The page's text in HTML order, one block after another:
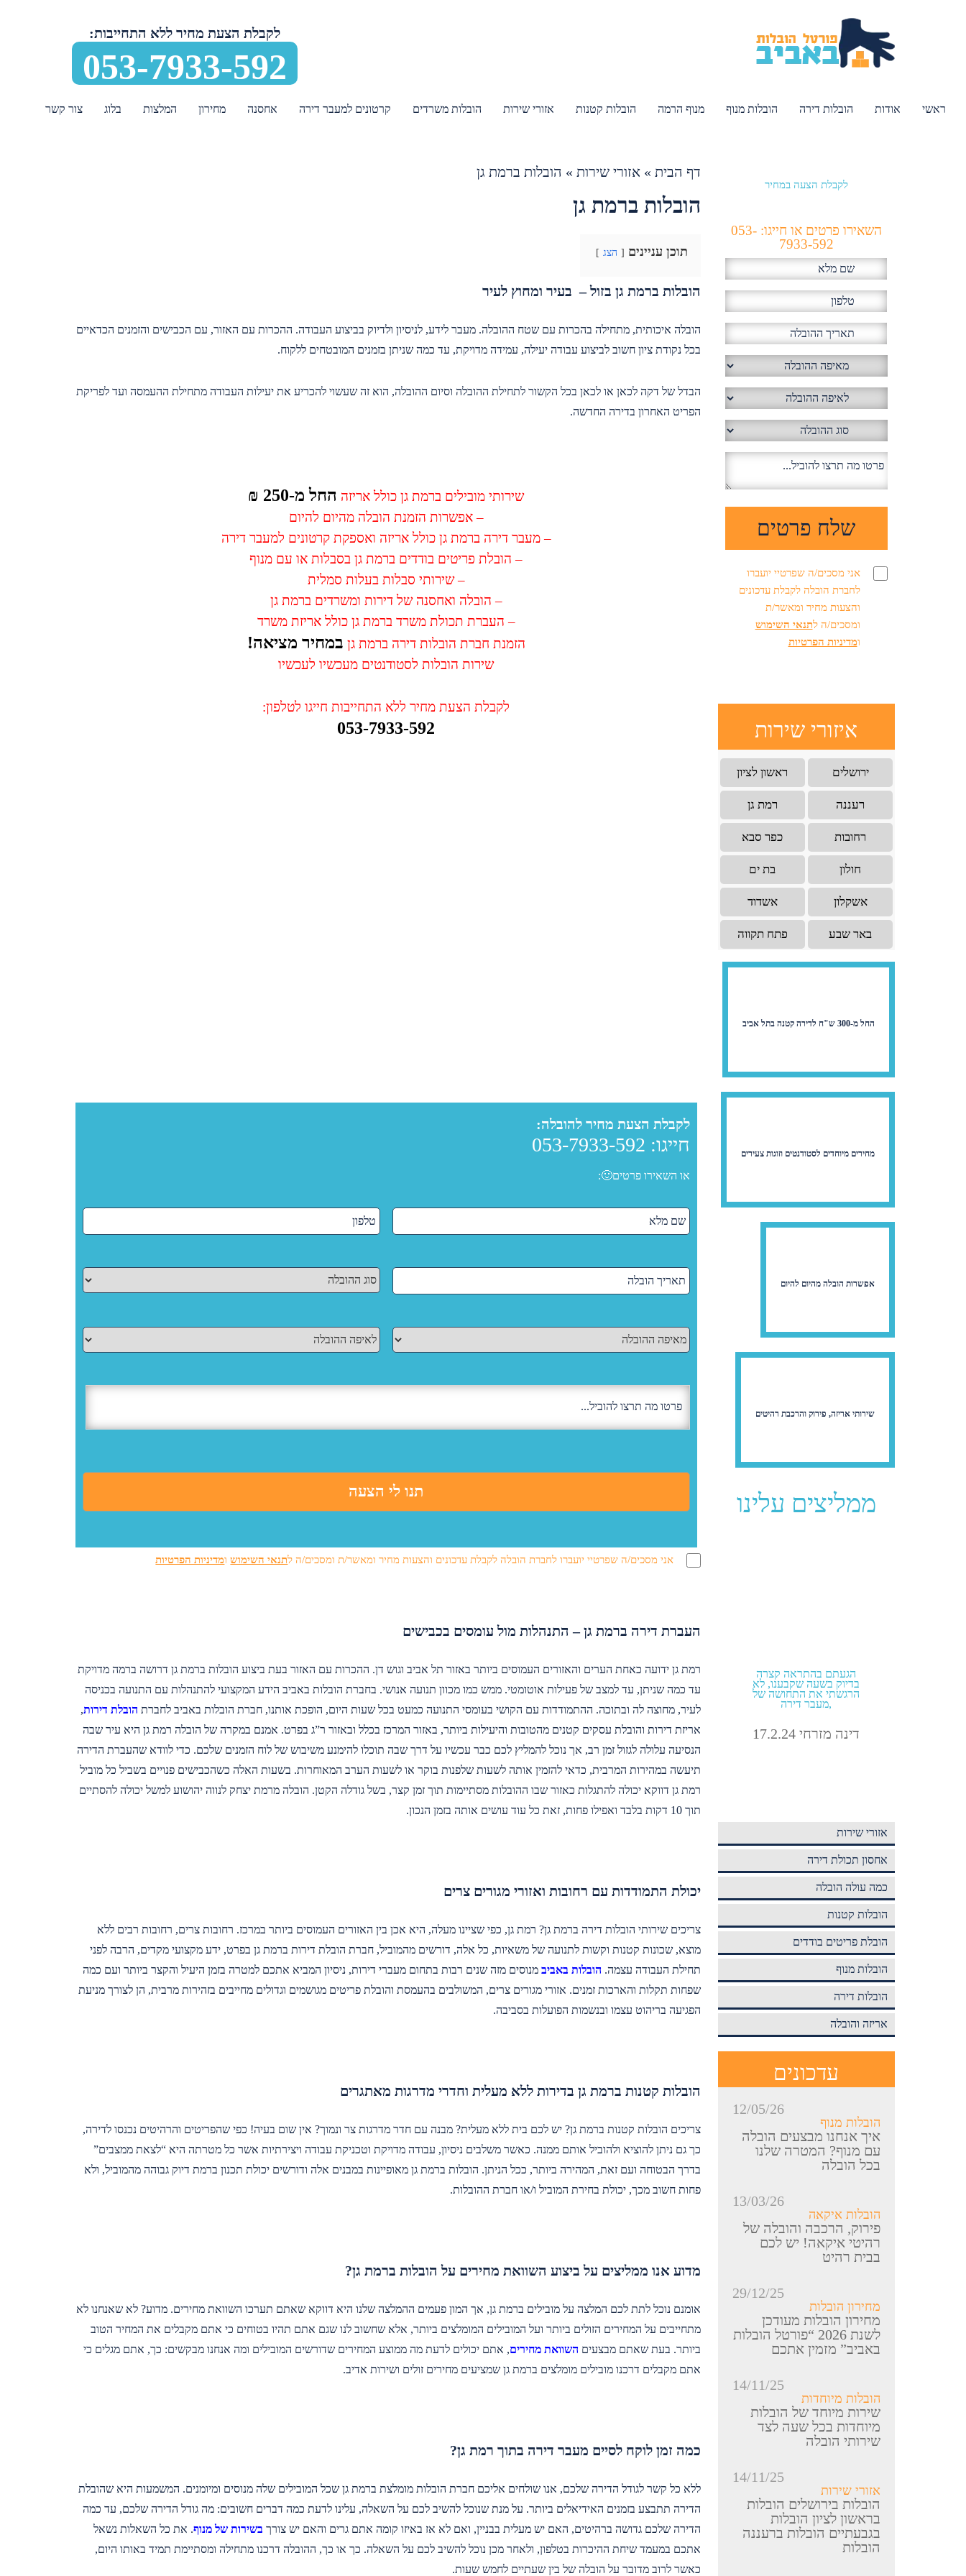
לקבלת הצעת מחיר ללא התחייבות:
053-7933-592
ראשי אודות הובלות דירה הובלות מנוף מנוף הרמה הובלות קטנות אזורי שירות הובלות משרדים קרטונים למעבר דירה אחסנה מחירון המלצות בלוג צור קשר
דף הבית» אזורי שירות» הובלות ברמת גן
הובלות ברמת גן
תוכן עניינים הצג
הובלות ברמת גן בזול – בעיר ומחוץ לעיר
הובלה איכותית, מתחילה בהכרות עם שטח ההובלה. מעבר לידע, לניסיון ולדיוק בביצוע העבודה. ההכרות עם האזור, עם הכבישים והזמנים הכדאיים
בכל נקודת ציון חשוב לביצוע עבודה יעילה, עמידה מדויקת, עד כמה שניתן בזמנים המובטחים ללקוח.
הבדל של דקה לכאן או לכאן בכל הקשור לתחילת ההובלה וסיום ההובלה, הוא זה שעשוי להכריע את יעילות העבודה מתחילת ההעמסה ועד לפריקת
הפריט האחרון בדירה החדשה.
שירותי מובילים ברמת גן כולל אריזה החל מ-250 ₪
– אפשרות הזמנת הובלה מהיום להיום
– מעבר דירה ברמת גן כולל אריזה ואספקת קרטונים למעבר דירה
– הובלת פריטים בודדים ברמת גן בסבלות או עם מנוף
– שירותי סבלות בעלות סמלית
– הובלה ואחסנה של דירות ומשרדים ברמת גן
– העברת תכולת משרד ברמת גן כולל אריזת משרד
הזמנת חברת הובלות דירה ברמת גן במחיר מציאה!
שירות הובלות לסטודנטים מעכשיו לעכשיו
לקבלת הצעת מחיר ללא התחייבות חייגו לטלפון:
053-7933-592
לקבלת הצעת מחיר להובלה:
חייגו: 053-7933-592
או השאירו פרטים🙂:
אני מסכים/ה שפרטיי יועברו לחברת הובלה לקבלת עדכונים והצעות מחיר ומאשר/ת ומסכים/ה לתנאי השימושומדיניות הפרטיות
העברת דירה ברמת גן – התנהלות מול עומסים בכבישים
רמת גן ידועה כאחת הערים והאזורים העמוסים ביותר באזור תל אביב וגוש דן. ההכרות עם האזור בעת ביצוע הובלות ברמת גן דרושה ברמה מדויקת
עד כמה שניתן, עד למצב של פעילות אוטומטי. ממש כמו מכוון תנועה אנושי. בחברת הובלות באביב הידע המקצועי להתנהלות עם התנועה בכניסה
לעיר, מחוצה לה ובתוכה. ההתמודדות עם הקושי בעומסי התנועה כמעט בכל שעות היום, הופכת אותנו, חברת הובלות באביב לחברת הובלת דירות,
אריזת דירות והובלת עסקים קטנים מהטובות והיעילות ביותר, באזור המרכז בכלל ובאזור ר”ג בפרט. אמנם במקרה של הובלה רמת גן היא עיר שבה
הנסיעה עלולה לגזול זמן רב, אך נוכל להמליץ לכם כבר עכשיו על דרך שבה תוכלו להימנע משיבוש של לוח הזמנים שלכם. כדי לוודא שהעברת הדירה
תיעשה במהירות המרבית, כדאי להזמין אותה לשעות שלפנות בוקר או לשעות הערב המאוחרות. בשעות האלה כשהכבישים פנויים בשביל כל מוביל
רמת גן דווקא יכולה להתגלות כאזור שבו ההובלות מסתיימות תוך זמן קצר, בשל גודלה הקטן. הובלה מרמת יצחק לנווה יהושוע למשל יכולה להסתיים
תוך 10 דקות בלבד ואפילו פחות, זאת כל עוד עושים אותה בזמן הנכון.
יכולת התמודדות עם רחובות ואזורי מגורים צרים
צריכים שירותי הובלות דירה ברמת גן? רמת גן, כפי שציינו מעלה, היא אכן בין האזורים העמוסים ביותר במרכז. רחובות צרים, רחובות רבים ללא
מוצא, שכונות קטנות וקשות לתנועה של משאיות, כל אלה, דורשים מהמוביל, חברת הובלת דירות ברמת גן בפרט, ידע מקצועי מקדים, הרבה לפני
תחילת העבודה עצמה. הובלות באביבמנוסים מזה שנים רבות בתחום מעברי דירות, ניסיון המביא אתכם למטרה בזמן היעיל והקצר ביותר ועם כמה
שפחות תקלות והארכות זמנים. אזורי מגורים צרים, המשולבים בהעמסת והובלת פריטים מגושמים וגדולים מחייבים בזהירות מרבית, הן לצורך מניעת
הפגיעה בריהוט עצמו ובנשמות הפועלות בסביבה.
הובלות קטנות ברמת גן בדירות ללא מעלית וחדרי מדרגות מאתגרים
צריכים הובלות קטנות ברמת גן? יש לכם בית ללא מעלית? מבנה עם חדר מדרגות צר ונמוך? אין שום בעיה! כפי שהפריטים והרהיטים נכנסו לדירה,
כך גם ניתן להוציא ולהוביל אותם ממנה. כאשר משלבים ניסיון, עבודה מדויקת וטכניקת עבודה ויצירתיות אשר כל מטרתה היא “לצאת ממצבים”
בדרך הבטוחה ועם זאת, המהירה ביותר, ככל הניתן. הובלות ברמת גן מאופיינות במבנים אלה ודורשים יכולת תכנון ברמת דיוק גבוהה מהמוביל, ולא
פחות חשוב מכך, יכולת בחירת המוביל ו/או חברת ההובלות.
מדוע אנו ממליצים על ביצוע השוואת מחירים על הובלות ברמת גן?
אומנם נוכל לתת לכם המלצה על מובילים ברמת גן, אך המון פעמים ההמלצה שלנו היא דווקא שאתם תערכו השוואת מחירים. מדוע? לא שאנחנו לא
מתחייבים על המחירים הזולים ביותר ועל המובילים המומלצים ביותר, אלא שחשוב לנו שגם אתם תהיו בטוחים כי אתם מקבלים את המחיר הטוב
ביותר. בעת שאתם מבצעים השוואת מחירים, אתם יכולים לדעת מה ממוצע המחירים שדורשים המובילים ומה אנחנו מבקשים: כך, אתם מגלים כי
אתם מקבלים דרכנו מובילים מומלצים ברמת גן שמציעים מחירים זולים ושירות אדיב.
כמה זמן לוקח לסיים מעבר דירה בתוך רמת גן?
ללא כל קשר לגודל הדירה שלכם, אנו שולחים אליכם חברת הובלות מומלצת ברמת גן שכל המובילים שלה מנוסים ומיומנים. המשמעות היא שהובלת
הדירה תתבצע בזמנים האידיאלים ביותר. על מנת שנוכל להשיב לכם על השאלה, עלינו לדעת כמה דברים חשובים: מה גודל הדירה שלכם, עד כמה
הדירה שלכם גדושה ברהיטים, האם יש מעלית בבניין, ואם לא אז באיזו קומה אתם גרים והאם יש צורך בשירות של מנוף. את כל השאלות נשאל
אתכם במעמד שיחת ההיכרות בטלפון, ולאחר מכן נוכל להשיב לכם על השאלה. כך או כך, ההובלה דרכנו מתחילה ומסתיימת תמיד באותו היום,
כאשר לרוב מדובר על הובלה של בין שעתיים לחמש שעות.
לקבלת הצעה במחיר
השאירו פרטים או חייגו: 053-
7933-592
אני מסכים/ה שפרטיי יועברו
לחברת הובלה לקבלת עדכונים
והצעות מחיר ומאשר/ת
ומסכים/ה לתנאי השימוש
ומדיניות הפרטיות
איזורי שירות
ירושלים ראשון לציון
רעננה רמת גן
רחובות כפר סבא
חולון בת ים
אשקלון אשדוד
באר שבע פתח תקווה
החל מ-300 ש"ח לדירה קטנה בתל אביב
מחירים מיוחדים לסטודנטים וזוגות צעירים
אפשרות הובלה מהיום להיום
שירותי אריזה, פירוק והרכבת רהיטים
ממליצים עלינו
הגעתם בהתראה קצרה
בדיוק בשעה שקבענו, לא
הרגשתי את התחושה של
מעבר דירה,
דינה מזרחי 17.2.24
הזמנתי הובלה מהיום להיום
בתוך תל אביב קיבלתי גם
אזורי שירות
אחסון תכולת דירה
כמה עולה הובלה
הובלות קטנות
הובלת פריטים בודדים
הובלות מנוף
הובלות דירה
אריזה והובלה
עדכונים
12/05/26
הובלות מנוף
איך אנחנו מבצעים הובלה
עם מנוף? המטרה שלנו
בכל הובלה
13/03/26
הובלות איקאה
פירוק, הרכבה והובלה של
רהיטי איקאה! יש לכם
בבית רהיט
29/12/25
מחירון הובלות
מחירון הובלות מעודכן
לשנת 2026 “פורטל הובלות
באביב” מזמין אתכם
14/11/25
הובלות מיוחדות
שירות מיוחד של הובלות
מיוחדות בכל שעה לצד
שירותי הובלה
14/11/25
אזורי שירות
הובלות בירושלים הובלות
בראשון לציון הובלות
בגבעתיים הובלות ברעננה
הובלות